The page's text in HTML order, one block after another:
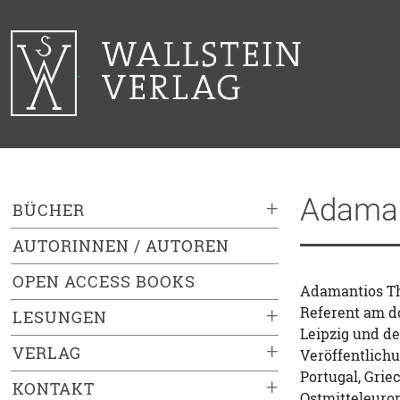
+
BÜCHER
AUTORINNEN / AUTOREN
OPEN ACCESS BOOKS
+
LESUNGEN
+
VERLAG
+
KONTAKT
Adamantios
Referent am
Leipzig und
Portugal,